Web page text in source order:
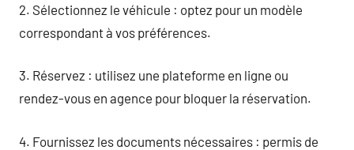
2. Sélectionnez le véhicule : optez pour un modèle
correspondant à vos préférences.
3. Réservez : utilisez une plateforme en ligne ou
rendez-vous en agence pour bloquer la réservation.
4. Fournissez les documents nécessaires : permis de